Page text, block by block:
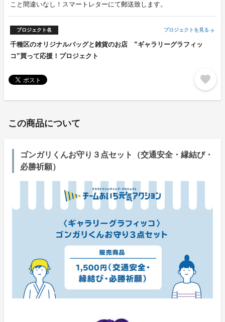
こと間違いなし！スマートレターにて郵送致します。
プロジェクト名 プロジェクトを見る arrow_forward
千種区のオリジナルバッグと雑貨のお店 ”ギャラリーグラフィッ
コ”買って応援！プロジェクト
favorite
この商品について
ゴンガリくんお守り３点セット（交通安全・縁結び・
必勝祈願）